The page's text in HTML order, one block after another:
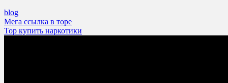
blog
Post
navigation
Мега ссылка в торе
Тор купить наркотики